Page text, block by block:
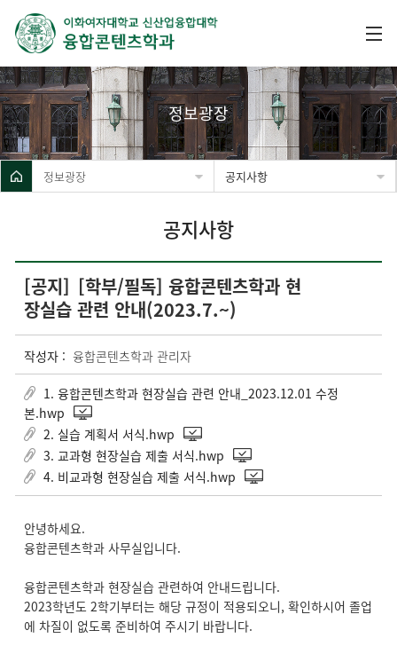
정보광장
정보광장 공지사항
공지사항
[공지] [학부/필독] 융합콘텐츠학과 현
장실습 관련 안내(2023.7.~)
작성자 : 융합콘텐츠학과 관리자
1. 융합콘텐츠학과 현장실습 관련 안내_2023.12.01 수정
본.hwp
2. 실습 계획서 서식.hwp
3. 교과형 현장실습 제출 서식.hwp
4. 비교과형 현장실습 제출 서식.hwp
안녕하세요.
융합콘텐츠학과 사무실입니다.
융합콘텐츠학과 현장실습 관련하여 안내드립니다.
2023학년도 2학기부터는 해당 규정이 적용되오니, 확인하시어 졸업
에 차질이 없도록 준비하여 주시기 바랍니다.